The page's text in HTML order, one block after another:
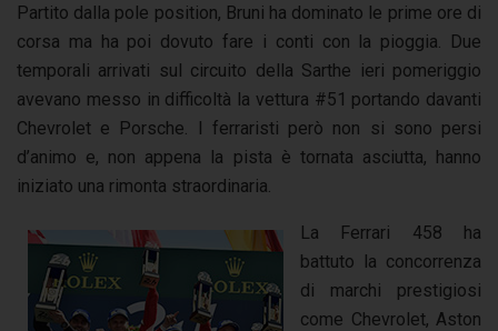
Partito dalla pole position, Bruni ha dominato le prime ore di
corsa ma ha poi dovuto fare i conti con la pioggia. Due
temporali arrivati sul circuito della Sarthe ieri pomeriggio
avevano messo in difficoltà la vettura #51 portando davanti
Chevrolet e Porsche. I ferraristi però non si sono persi
d’animo e, non appena la pista è tornata asciutta, hanno
iniziato una rimonta straordinaria.
La Ferrari 458 ha
battuto la concorrenza
di marchi prestigiosi
come Chevrolet, Aston